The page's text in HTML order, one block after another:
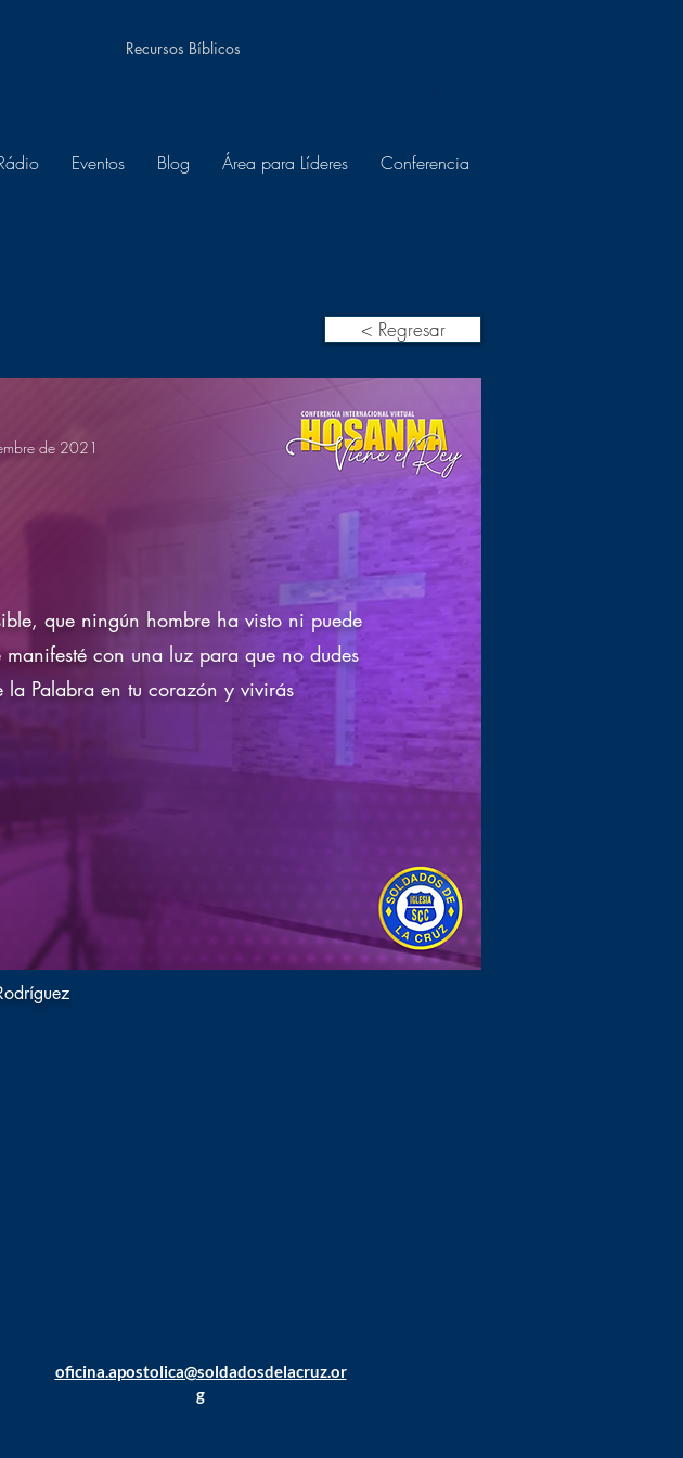
Recursos Bíblicos
Eventos Blog Área para Líderes Conferencia
< Regresar
que ningún hombre ha visto ni puede
con una luz para que no dudes
la Palabra en tu corazón y vivirás
de 2021
oficina.apostolica@soldadosdelacruz.or
g